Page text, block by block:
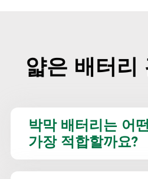
얇은 배터리
박막 배터리는 어
가장 적합할까요?